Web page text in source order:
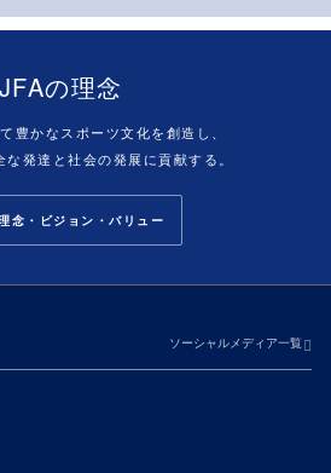
JFAの理念
豊かなスポーツ文化を創造し、
な発達と社会の発展に貢献する。
念・ビジョン・バリュー
ソーシャルメディア一覧